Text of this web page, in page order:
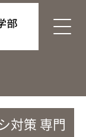
対策 専門